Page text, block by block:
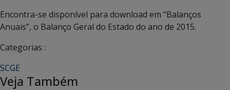
Encontra-se disponível para download em “Balanços
Anuais”, o Balanço Geral do Estado do ano de 2015.
Categorias :
SCGE
Veja Também